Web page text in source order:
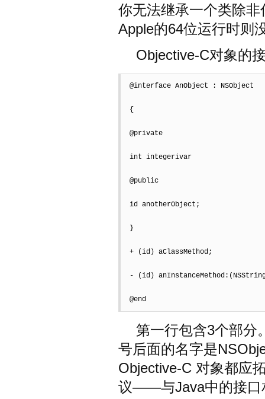
你无法继承一个类除
Apple的64位运行时则
Objective-C对象的
@interface AnObject : NSObject
{
@private
int integerivar
@public
id anotherObject;
}
+ (id) aClassMethod;
- (id)
@end
第一行包含3个部分
号后面的名字是
Objective-C 对象都应
议——与Java中的接